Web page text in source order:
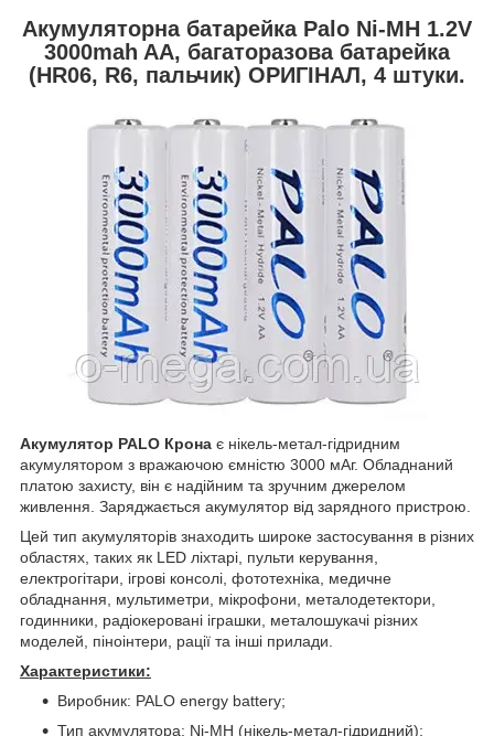
Акумуляторна батарейка Palo Ni-MH 1.2V
3000mah AA, багаторазова батарейка
(HR06, R6, пальчик) ОРИГІНАЛ, 4 штуки.
Акумулятор PALO Крона є нікель-метал-гідридним
акумулятором з вражаючою ємністю 3000 мАг. Обладнаний
платою захисту, він є надійним та зручним джерелом
живлення. Заряджається акумулятор від зарядного пристрою.
Цей тип акумуляторів знаходить широке застосування в різних
областях, таких як LED ліхтарі, пульти керування,
електрогітари, ігрові консолі, фототехніка, медичне
обладнання, мультиметри, мікрофони, металодетектори,
годинники, радіокеровані іграшки, металошукачі різних
моделей, піноінтери, рації та інші прилади.
Характеристики:
Виробник: PALO energy battery;
Тип акумулятора: Ni-MH (нікель-метал-гідридний);